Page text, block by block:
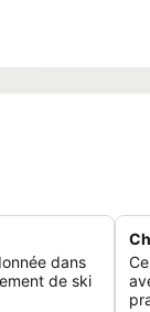
dans
de ski